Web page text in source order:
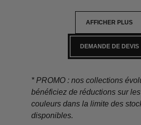
AFFICHER PLUS
DEMANDE DE DEVIS
* PROMO : nos collections
bénéficiez de réductions sur
couleurs dans la limite des
disponibles.